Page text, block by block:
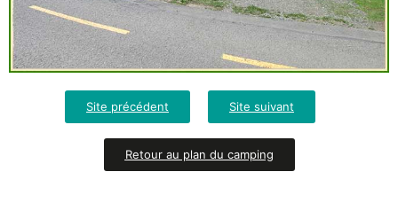
Site précédent Site suivant
Retour au plan du camping